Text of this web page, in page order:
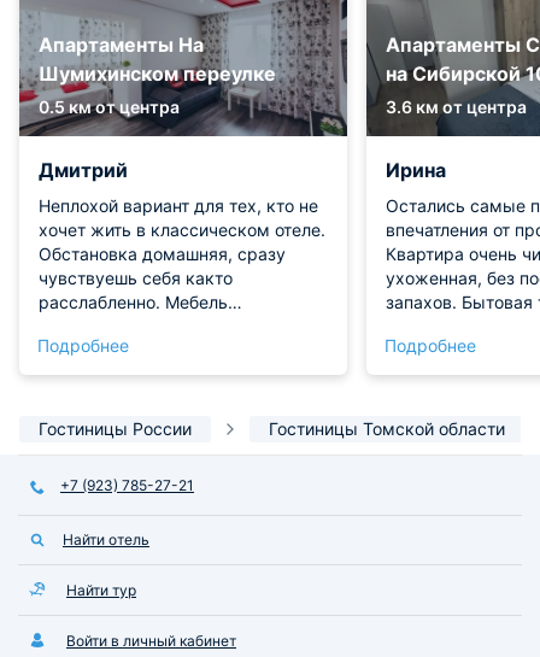
Апартаменты На
Шумихинском переулке
0.5 км от центра
Дмитрий
Неплохой вариант для тех, кто не
хочет жить в классическом отеле.
Обстановка домашняя, сразу
чувствуешь себя както
расслабленно. Мебель
разваливается. Окна плотные,
уличный шум почти не слышен,
Подробнее
Апартаменты
на Сибирской
3.6 км от центра
Ирина
Остались самые
впечатления от
Квартира очень
ухоженная, без
запахов. Бытовая
Проживанием
довольны!
Подробнее
Гостиницы России Гостиницы Томской области
+7 (923) 785-27-21
Найти отель
Найти тур
Войти в личный кабинет